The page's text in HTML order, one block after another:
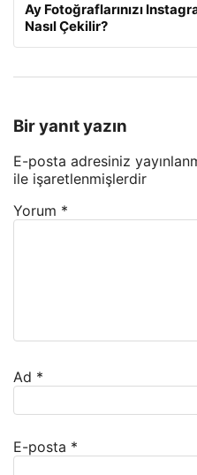
Ay Fotoğraflarınızı
Nasıl Çekilir?
Bir yanıt yazın
E-posta adresiniz
ile işaretlenmişlerdir
Yorum *
Ad *
E-posta *